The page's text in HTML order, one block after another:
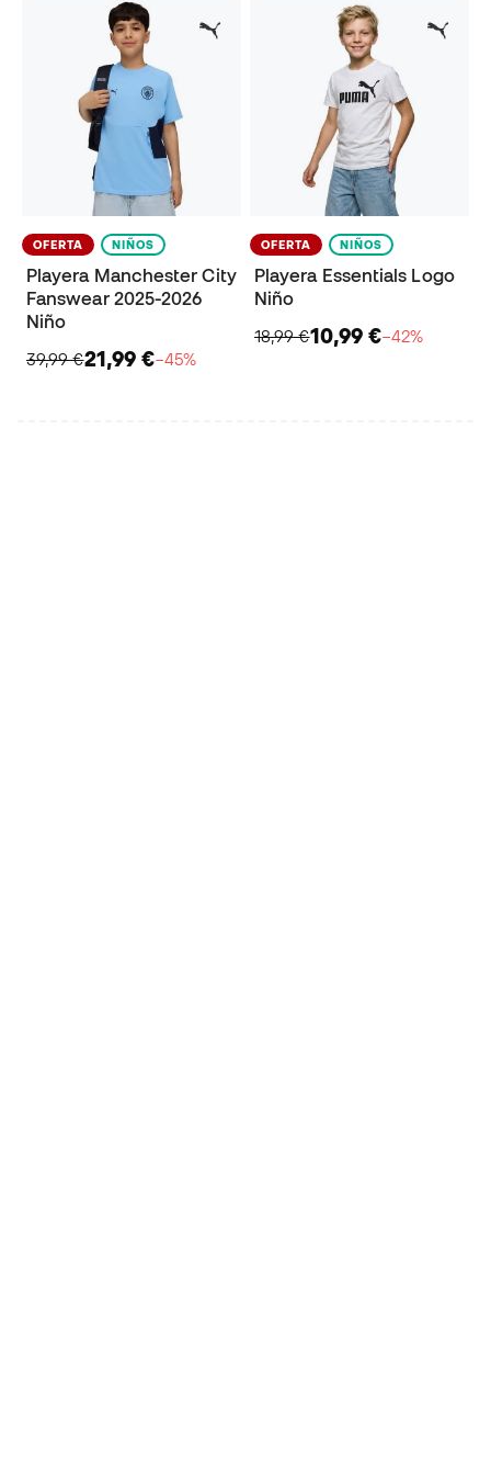
OFERTA NIÑOS
Playera Manchester City
Fanswear 2025-2026
Niño
39,99 €21,99 €−45%
OFERTA NIÑOS
Playera Essentials Logo
Niño
18,99 €10,99 €−42%